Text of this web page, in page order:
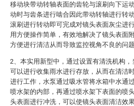
移动块带动转轴表面的齿轮与滚刷向下运
动时与齿条进行啮合因此带动转轴进行转
滚刷进行转动即可完成对镜头表面灰尘进
用方便操作简单，有效地解决了镜头表面
方便进行清洁从而导致监控视角不良的问题
2、本实用新型中，通过设置有清洗机构
可以进行收集雨水进行存放，从而在清洁
进行工作，水泵通过吸水管将水箱中水通
喷水架的内部，再通过喷水架下表面的喷
头表面进行冲洗，可以使镜头表面清洁效